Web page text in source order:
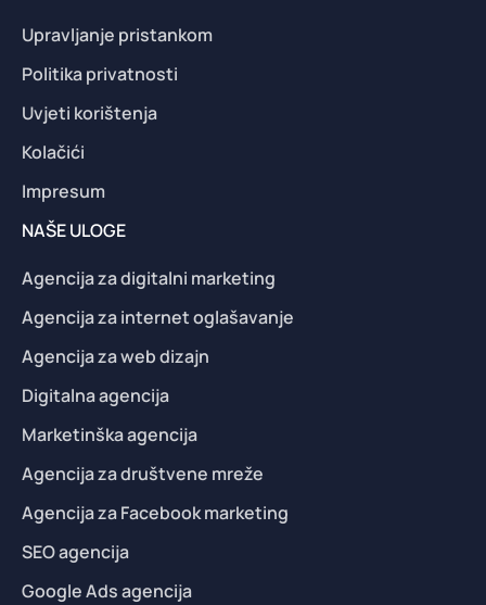
Upravljanje pristankom
Politika privatnosti
Uvjeti korištenja
Kolačići
Impresum
NAŠE ULOGE
Agencija za digitalni marketing
Agencija za internet oglašavanje
Agencija za web dizajn
Digitalna agencija
Marketinška agencija
Agencija za društvene mreže
Agencija za Facebook marketing
SEO agencija
Google Ads agencija